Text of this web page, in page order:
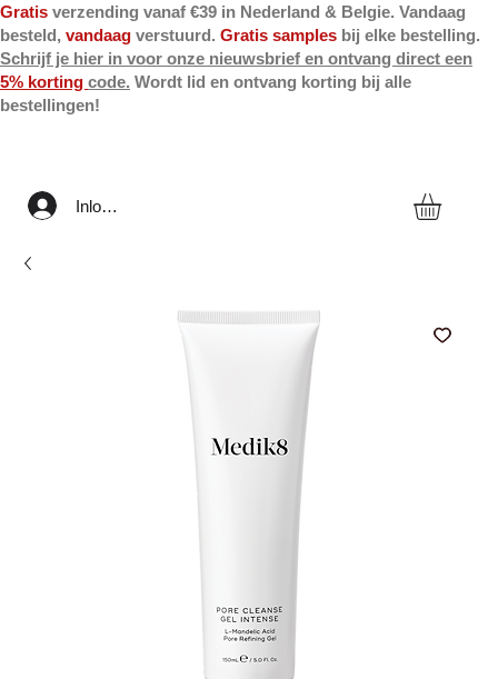
Gratis verzending vanaf €39 in Nederland & Belgie. Vandaag
besteld, vandaag verstuurd. Gratis samples bij elke bestelling.
Schrijf je hier in voor onze nieuwsbrief en ontvang direct een
5% korting code. Wordt lid en ontvang korting bij alle
bestellingen!
Inloggen